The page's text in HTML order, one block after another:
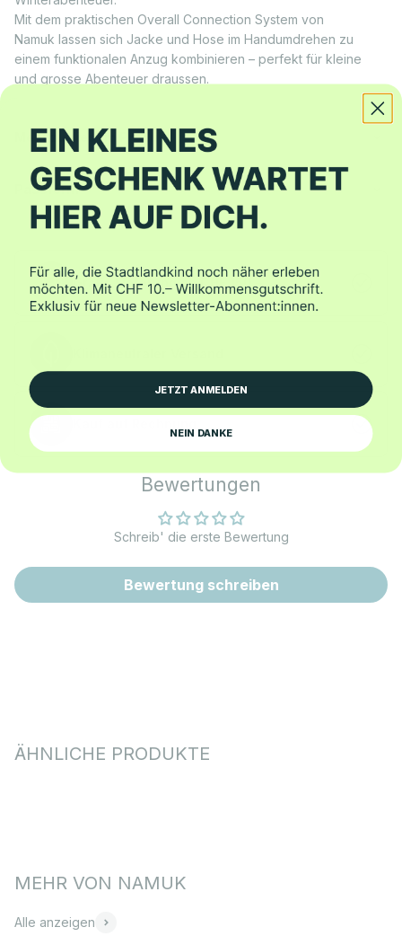
Mit dem praktischen Overall Connection System von
Namuk lassen sich Jacke und Hose im Handumdrehen zu
einem funktionalen Anzug kombinieren – perfekt für kleine
und grosse Abenteuer draussen.
Mehr zu diesem Produkt
Passform
Gratis Lieferung ab CHF 150.–
Bewertungen
Schreib' die erste Bewertung
Bewertung schreiben
Alle anzeigen
JETZT ANMELDEN
NEIN DANKE